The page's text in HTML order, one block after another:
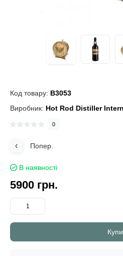
Код товару: B3053
Виробник: Hot Rod Distiller
0
Попер.
В наявності
5900 грн.